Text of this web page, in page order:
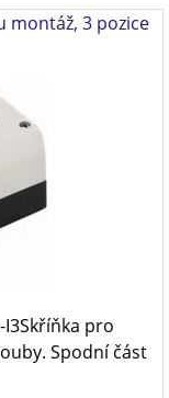
montáž, 3 pozice
pro
Spodní část